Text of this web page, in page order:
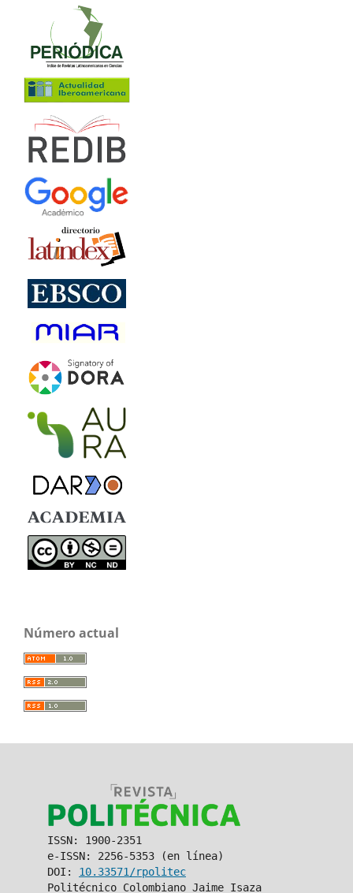
Número actual
ISSN: 1900-2351
e-ISSN: 2256-5353 (en línea)
DOI: 10.33571/rpolitec
Politécnico Colombiano Jaime Isaza